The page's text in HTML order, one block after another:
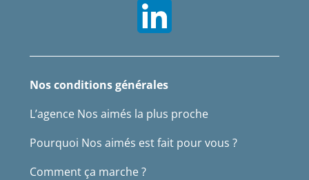
Nos conditions générales
L’agence Nos aimés la plus proche
Pourquoi Nos aimés est fait pour vous ?
Comment ça marche ?